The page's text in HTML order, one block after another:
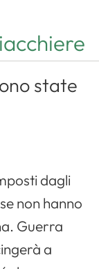
state
dagli
non hanno
Guerra
a